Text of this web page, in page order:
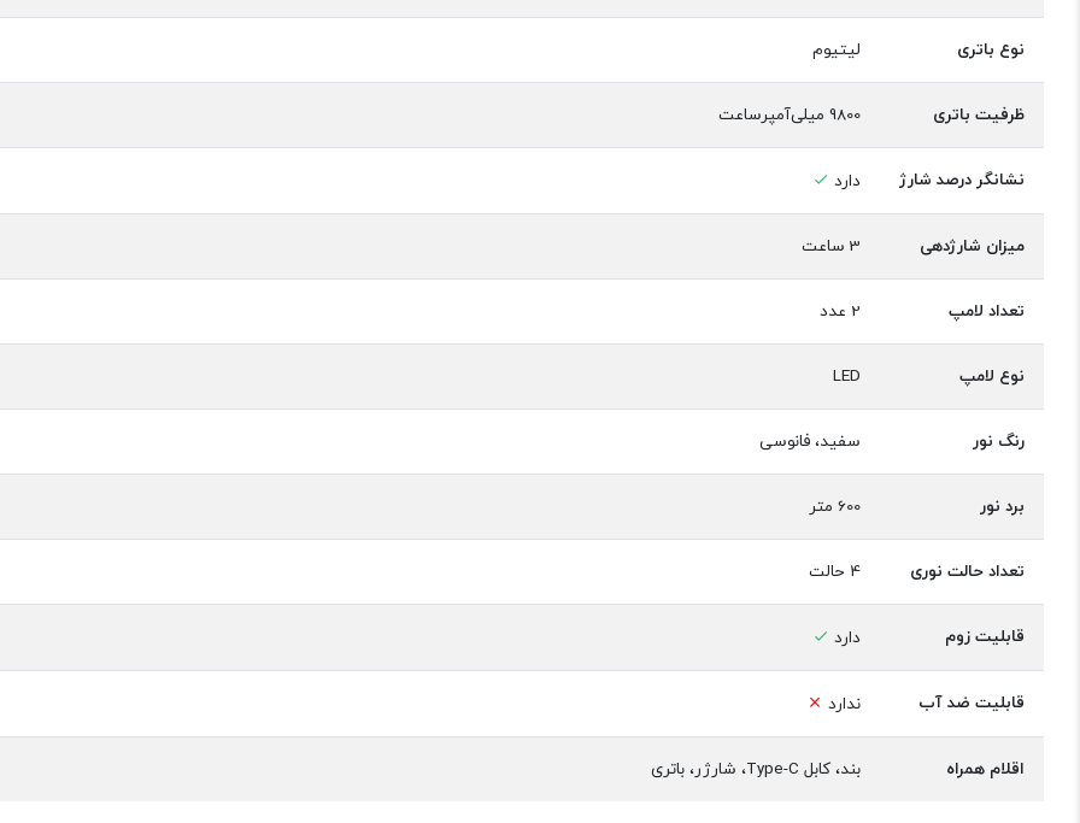
نوع باتری لیتیوم
ظرفیت باتری 9800 میلی‌آمپر‌ساعت
نشانگر درصد شارژ دارد
میزان شارژدهی 3 ساعت
تعداد لامپ 2 عدد
نوع لامپ LED
رنگ نور سفید، فانوسی
برد نور 600 متر
تعداد حالت نوری 4 حالت
قابلیت زوم دارد
قابلیت ضد آب ندارد
اقلام همراه بند، کابل Type-C، شارژر، باتری